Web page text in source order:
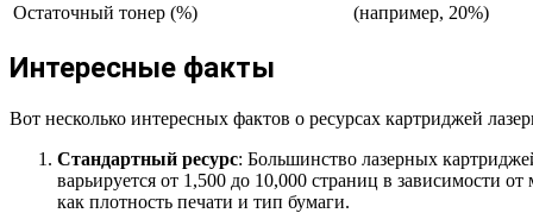
Остаточный тонер (%) (например, 20%)
Интересные факты
Вот несколько интересных фактов о ресурсах картриджей
Стандартный ресурс: Большинство лазерных
варьируется от 1,500 до 10,000 страниц в зависимости
как плотность печати и тип бумаги.